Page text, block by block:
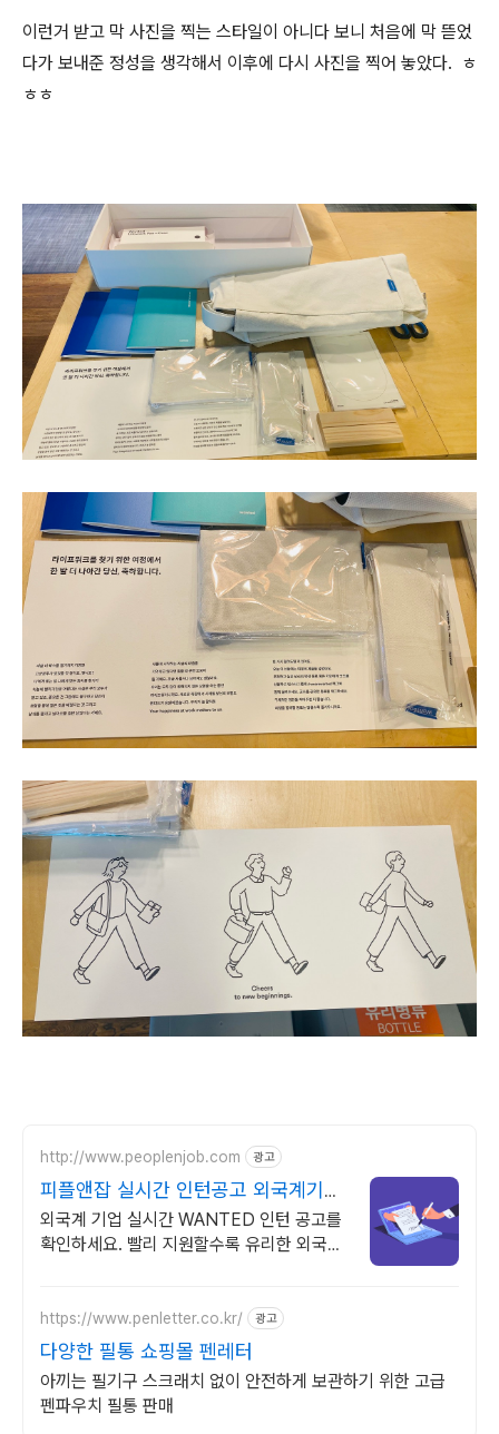
이런거 받고 막 사진을 찍는 스타일이 아니다 보니 처음에 막 뜯었
다가 보내준 정성을 생각해서 이후에 다시 사진을 찍어 놓았다. ㅎ
ㅎㅎ
http://www.peoplenjob.com 광고
피플앤잡 실시간 인턴공고 외국계기업
채용, 피플앤잡
외국계 기업 실시간 WANTED 인턴 공고를
확인하세요. 빨리 지원할수록 유리한 외국계
https://www.penletter.co.kr/ 광고
다양한 필통 쇼핑몰 펜레터
아끼는 필기구 스크래치 없이 안전하게 보관하기 위한 고급
펜파우치 필통 판매